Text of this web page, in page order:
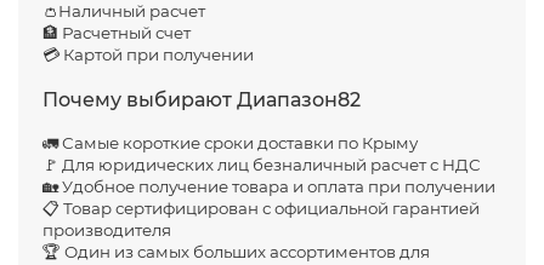
👛Наличный расчет
🏦 Расчетный счет
💳 Картой при получении
Почему выбирают Диапазон82
🚛 Самые короткие сроки доставки по Крыму
🚩 Для юридических лиц безналичный расчет с НДС
🏡 Удобное получение товара и оплата при получении
📋 Товар сертифицирован с официальной гарантией
производителя
🏆 Один из самых больших ассортиментов для